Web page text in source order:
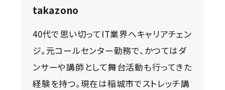
takazono
40代で思い切ってIT業界へキャリアチェン
ジ。元コールセンター勤務で、かつてはダ
ンサーや講師として舞台活動も行ってきた
経験を持つ。現在は稲城市でストレッチ講